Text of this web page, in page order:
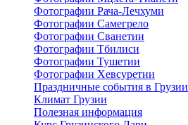
Фотографии Рача-Лечхуми
Фотографии Самегрело
Фотографии Сванетии
Фотографии Тбилиси
Фотографии Тушетии
Фотографии Хевсуретии
Праздничные события в Грузии
Климат Грузии
Полезная информация